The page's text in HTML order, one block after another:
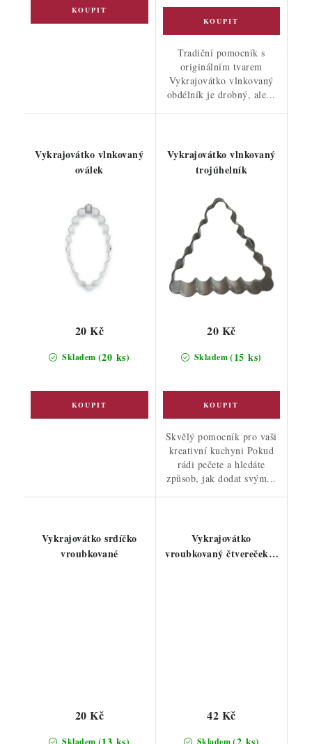
Tradiční pomocník s
originálním tvarem
Vykrajovátko vlnkovaný
obdélník je drobný, ale...
Vykrajovátko vlnkovaný
oválek
Skladem (20 ks)
20 Kč
Vykrajovátko vlnkovaný
trojúhelník
Skladem(15 ks)
20 Kč
Skvělý pomocník pro vaši
kreativní kuchyni Pokud
rádi pečete a hledáte
způsob, jak dodat svým...
Vykrajovátko srdíčko
vroubkované
Skladem
20 Kč
Vykrajovátko
vroubkovaný čtvereček +
Skladem
42 Kč